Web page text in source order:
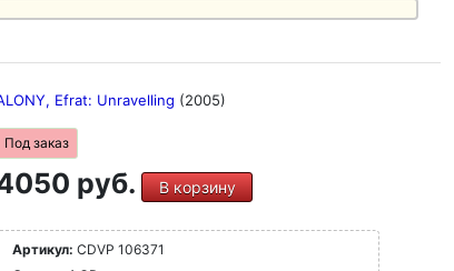
Efrat: Unravelling (2005)
Под заказ
руб. В корзину
Артикул: CDVP 106371